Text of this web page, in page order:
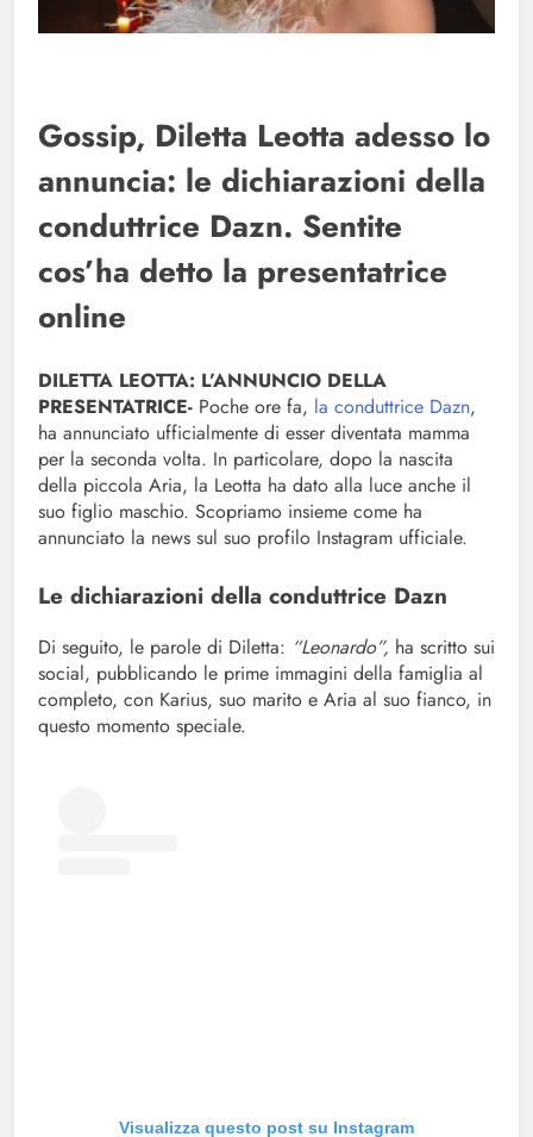
Gossip, Diletta Leotta adesso lo
annuncia: le dichiarazioni della
conduttrice Dazn. Sentite
cos’ha detto la presentatrice
online
DILETTA LEOTTA: L’ANNUNCIO DELLA
PRESENTATRICE- Poche ore fa, la conduttrice Dazn,
ha annunciato ufficialmente di esser diventata mamma
per la seconda volta. In particolare, dopo la nascita
della piccola Aria, la Leotta ha dato alla luce anche il
suo figlio maschio. Scopriamo insieme come ha
annunciato la news sul suo profilo Instagram ufficiale.
Le dichiarazioni della conduttrice Dazn
Di seguito, le parole di Diletta: “Leonardo”, ha scritto sui
social, pubblicando le prime immagini della famiglia al
completo, con Karius, suo marito e Aria al suo fianco, in
questo momento speciale.
Visualizza questo post su Instagram